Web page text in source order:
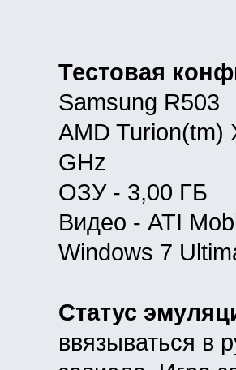
Тестовая
Samsung R503
AMD Turion(tm)
GHz
ОЗУ - 3,00 ГБ
Видео - ATI
Windows 7
Статус
ввязываться в